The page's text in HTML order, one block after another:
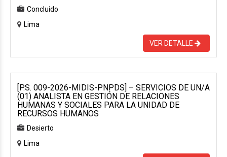
Concluido
Lima
VER DETALLE
[P.S. 009-2026-MIDIS-PNPDS] – SERVICIOS DE UN/A
(01) ANALISTA EN GESTIÓN DE RELACIONES
HUMANAS Y SOCIALES PARA LA UNIDAD DE
RECURSOS HUMANOS
Desierto
Lima